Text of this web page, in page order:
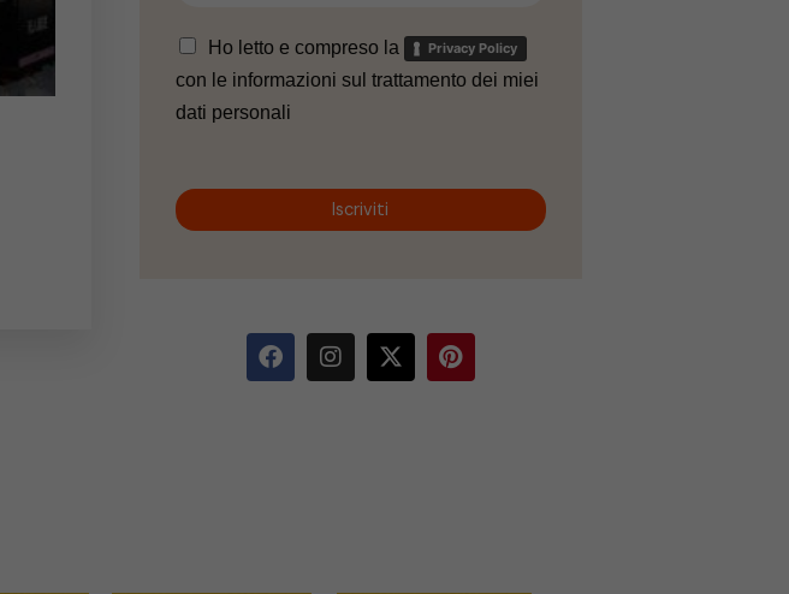
*
Ho letto e compreso la Privacy Policy
con le informazioni sul trattamento dei miei
dati personali
Iscriviti